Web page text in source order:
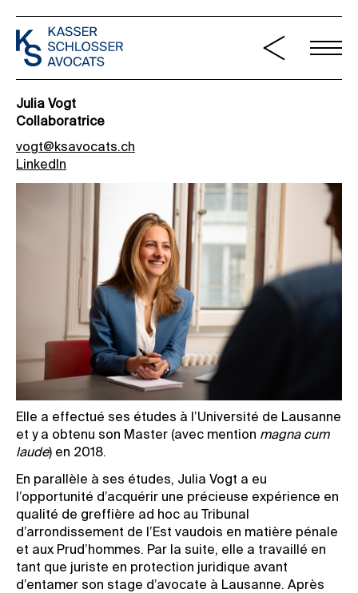
Julia Vogt
Collaboratrice
vogt@ksavocats.ch
LinkedIn
Elle a effectué ses études à l’Université de Lausanne
et y a obtenu son Master (avec mention magna cum
laude) en 2018.
En parallèle à ses études, Julia Vogt a eu
l’opportunité d’acquérir une précieuse expérience en
qualité de greffière ad hoc au Tribunal
d’arrondissement de l’Est vaudois en matière pénale
et aux Prud’hommes. Par la suite, elle a travaillé en
tant que juriste en protection juridique avant
d’entamer son stage d’avocate à Lausanne. Après